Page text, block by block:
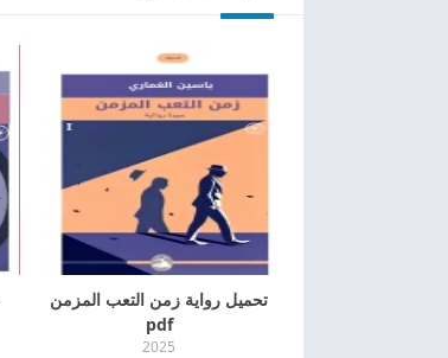
تحميل رواية زمن التعب المزمن
pdf
2025